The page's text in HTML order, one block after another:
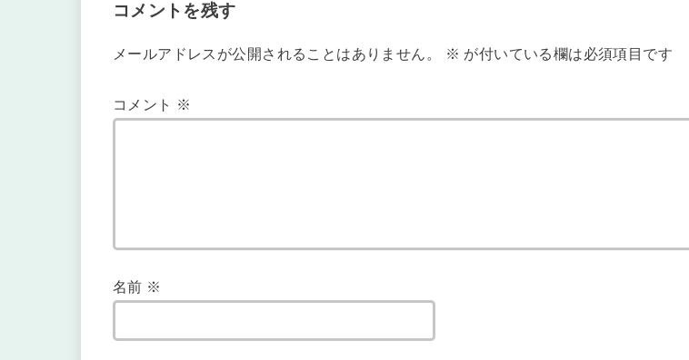
コメントを残す
メールアドレスが公開されることはありません。 ※ が付いている欄は必須項目です
コメント ※
名前 ※